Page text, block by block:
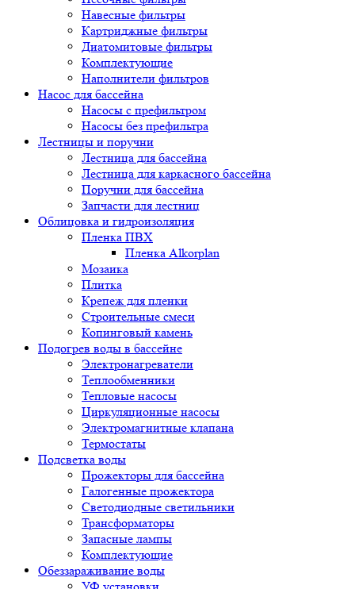
Навесные фильтры
Картриджные фильтры
Диатомитовые фильтры
Комплектующие
Наполнители фильтров
Насос для бассейна
Насосы с префильтром
Насосы без префильтра
Лестницы и поручни
Лестница для бассейна
Лестница для каркасного бассейна
Поручни для бассейна
Запчасти для лестниц
Облицовка и гидроизоляция
Пленка ПВХ
Пленка Alkorplan
Мозаика
Плитка
Крепеж для пленки
Строительные смеси
Копинговый камень
Подогрев воды в бассейне
Электронагреватели
Теплообменники
Тепловые насосы
Циркуляционные насосы
Электромагнитные клапана
Термостаты
Подсветка воды
Прожекторы для бассейна
Галогенные прожектора
Светодиодные светильники
Трансформаторы
Запасные лампы
Комплектующие
Обеззараживание воды